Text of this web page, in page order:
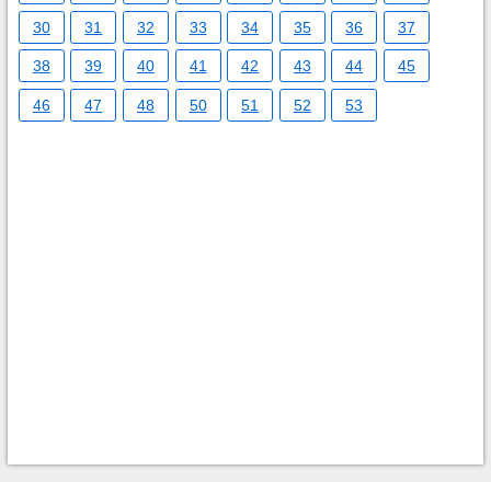
30 31 32 33 34 35 36 37
38 39 40 41 42 43 44 45
46 47 48 50 51 52 53